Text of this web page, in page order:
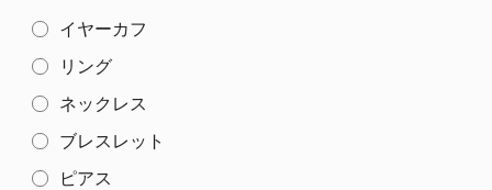
イヤーカフ
リング
ネックレス
ブレスレット
ピアス